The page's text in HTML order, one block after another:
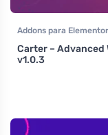
Addons para Elementor
Woocommerce
Carter – Advanced
v1.0.3